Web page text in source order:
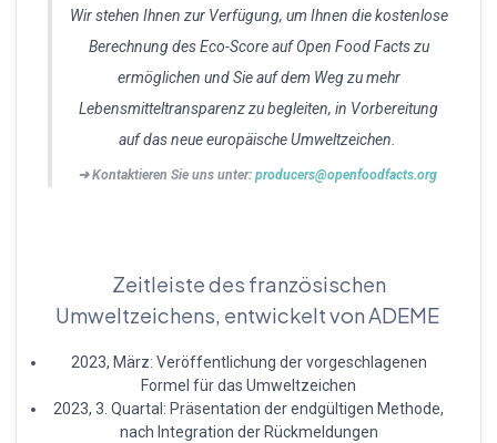
Wir stehen Ihnen zur Verfügung, um Ihnen die kostenlose
Berechnung des Eco-Score auf Open Food Facts zu
ermöglichen und Sie auf dem Weg zu mehr
Lebensmitteltransparenz zu begleiten, in Vorbereitung
auf das neue europäische Umweltzeichen.
➜ Kontaktieren Sie uns unter: producers@openfoodfacts.org
Zeitleiste des französischen
Umweltzeichens, entwickelt von ADEME
2023, März: Veröffentlichung der vorgeschlagenen
Formel für das Umweltzeichen
2023, 3. Quartal: Präsentation der endgültigen Methode,
nach Integration der Rückmeldungen